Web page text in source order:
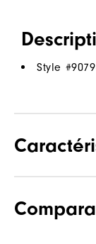
Style #
Stabilité